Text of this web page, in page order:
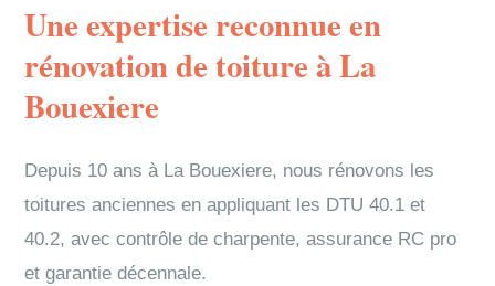
Une expertise reconnue en
rénovation de toiture à La
Bouexiere
Depuis 10 ans à La Bouexiere, nous rénovons les
toitures anciennes en appliquant les DTU 40.1 et
40.2, avec contrôle de charpente, assurance RC pro
et garantie décennale.